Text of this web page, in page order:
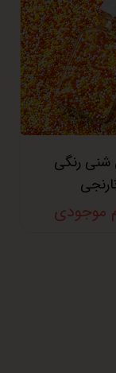
شنی رنگی
موجودی